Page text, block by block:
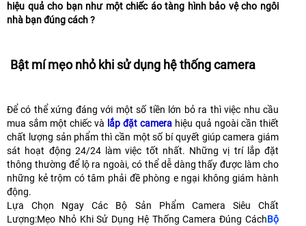
hiệu quả cho bạn như một chiếc áo tàng hình bảo vệ cho ngôi
nhà bạn đúng cách ?
Bật mí mẹo nhỏ khi sử dụng hệ thống camera
Để có thể xứng đáng với một số tiền lớn bỏ ra thì việc nhu cầu
mua sắm một chiếc và lắp đặt camera hiệu quả ngoài cần thiết
chất lượng sản phẩm thì cần một số bí quyết giúp camera giám
sát hoạt động 24/24 làm việc tốt nhất. Những vị trí lắp đặt
thông thường để lộ ra ngoài, có thể dễ dàng thấy được làm cho
những kẻ trộm có tâm phải đề phòng e ngại không giám hành
động.
Lựa Chọn Ngay Các Bộ Sản Phẩm Camera Siêu Chất
Lượng:Mẹo Nhỏ Khi Sử Dụng Hệ Thống Camera Đúng CáchBộ